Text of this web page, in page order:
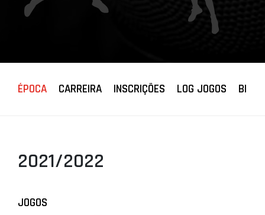
ÉPOCA CARREIRA INSCRIÇÕES LOG JOGOS
2021/2022
JOGOS